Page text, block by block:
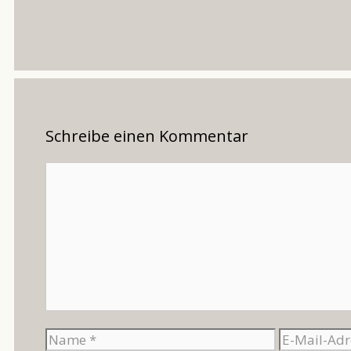
Schreibe einen Kommentar
Name
E-